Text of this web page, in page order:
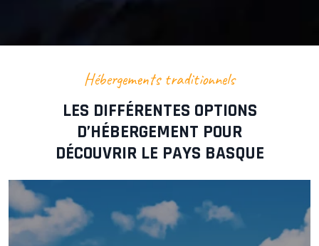
Hébergements traditionnels
LES DIFFÉRENTES OPTIONS
D’HÉBERGEMENT POUR
DÉCOUVRIR LE PAYS BASQUE